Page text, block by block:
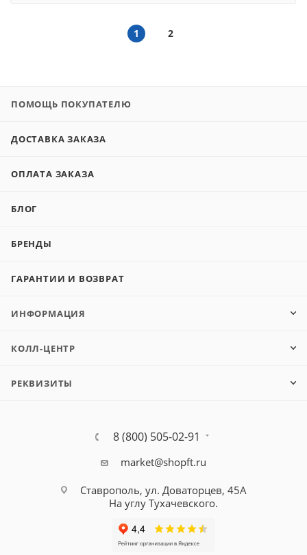
1 2
ПОМОЩЬ ПОКУПАТЕЛЮ
ДОСТАВКА ЗАКАЗА
ОПЛАТА ЗАКАЗА
БЛОГ
БРЕНДЫ
ГАРАНТИИ И ВОЗВРАТ
ИНФОРМАЦИЯ
КОЛЛ-ЦЕНТР
РЕКВИЗИТЫ
8 (800) 505-02-91
market@shopft.ru
Ставрополь, ул. Доваторцев, 45А
На углу Тухачевского.